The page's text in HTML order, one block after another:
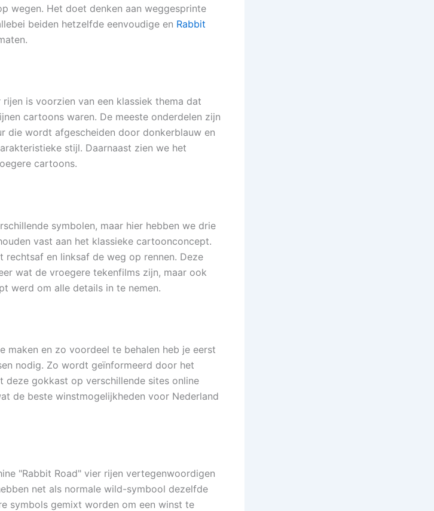
wegen. Het doet denken aan weggesprinte
beiden hetzelfde eenvoudige en Rabbit
is voorzien van een klassiek thema dat
cartoons waren. De meeste onderdelen zijn
die wordt afgescheiden door donkerblauw en
stijl. Daarnaast zien we het
cartoons.
symbolen, maar hier hebben we drie
vast aan het klassieke cartoonconcept.
rechtsaf en linksaf de weg op rennen. Deze
wat de vroegere tekenfilms zijn, maar ook
werd om alle details in te nemen.
maken en zo voordeel te behalen heb je eerst
nodig. Zo wordt geïnformeerd door het
gokkast op verschillende sites online
de beste winstmogelijkheden voor Nederland
"Rabbit Road" vier rijen vertegenwoordigen
net als normale wild-symbool dezelfde
symbols gemixt worden om een winst te